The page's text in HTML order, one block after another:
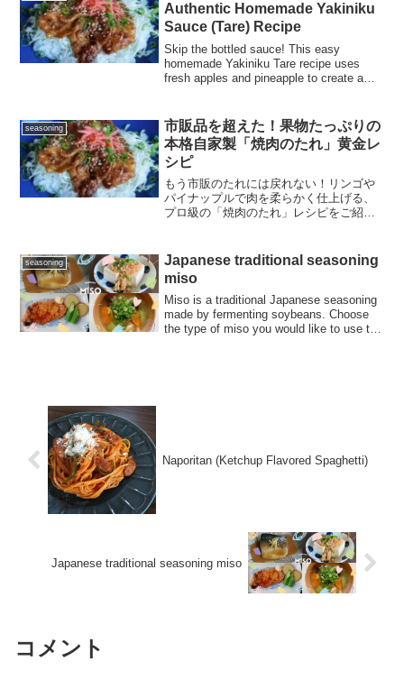
Authentic Homemade Yakiniku
Sauce (Tare) Recipe
Skip the bottled sauce! This easy
homemade Yakiniku Tare recipe uses
fresh apples and pineapple to create a
seasoning
市販品を超えた！果物たっぷりの
本格自家製「焼肉のたれ」黄金レ
シピ
もう市販のたれには戻れない！リンゴや
パイナップルで肉を柔らかく仕上げる、
プロ級の「焼肉のたれ」レシピをご紹
seasoning
Japanese traditional seasoning
miso
Miso is a traditional Japanese seasoning
made by fermenting soybeans. Choose
the type of miso you would like to use to
Naporitan (Ketchup Flavored Spaghetti)
Japanese traditional seasoning miso
コメント